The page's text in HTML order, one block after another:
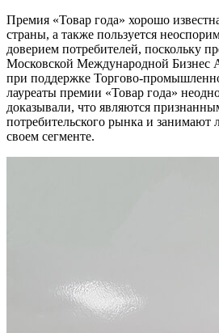
Премия «Товар года» хорошо
страны, а также пользуется
доверием потребителей, поскольку
Московской Международной Бизнес
при поддержке Торгово-
лауреаты премии «Товар года»
доказывали, что являются
потребительского рынка и
своем сегменте.